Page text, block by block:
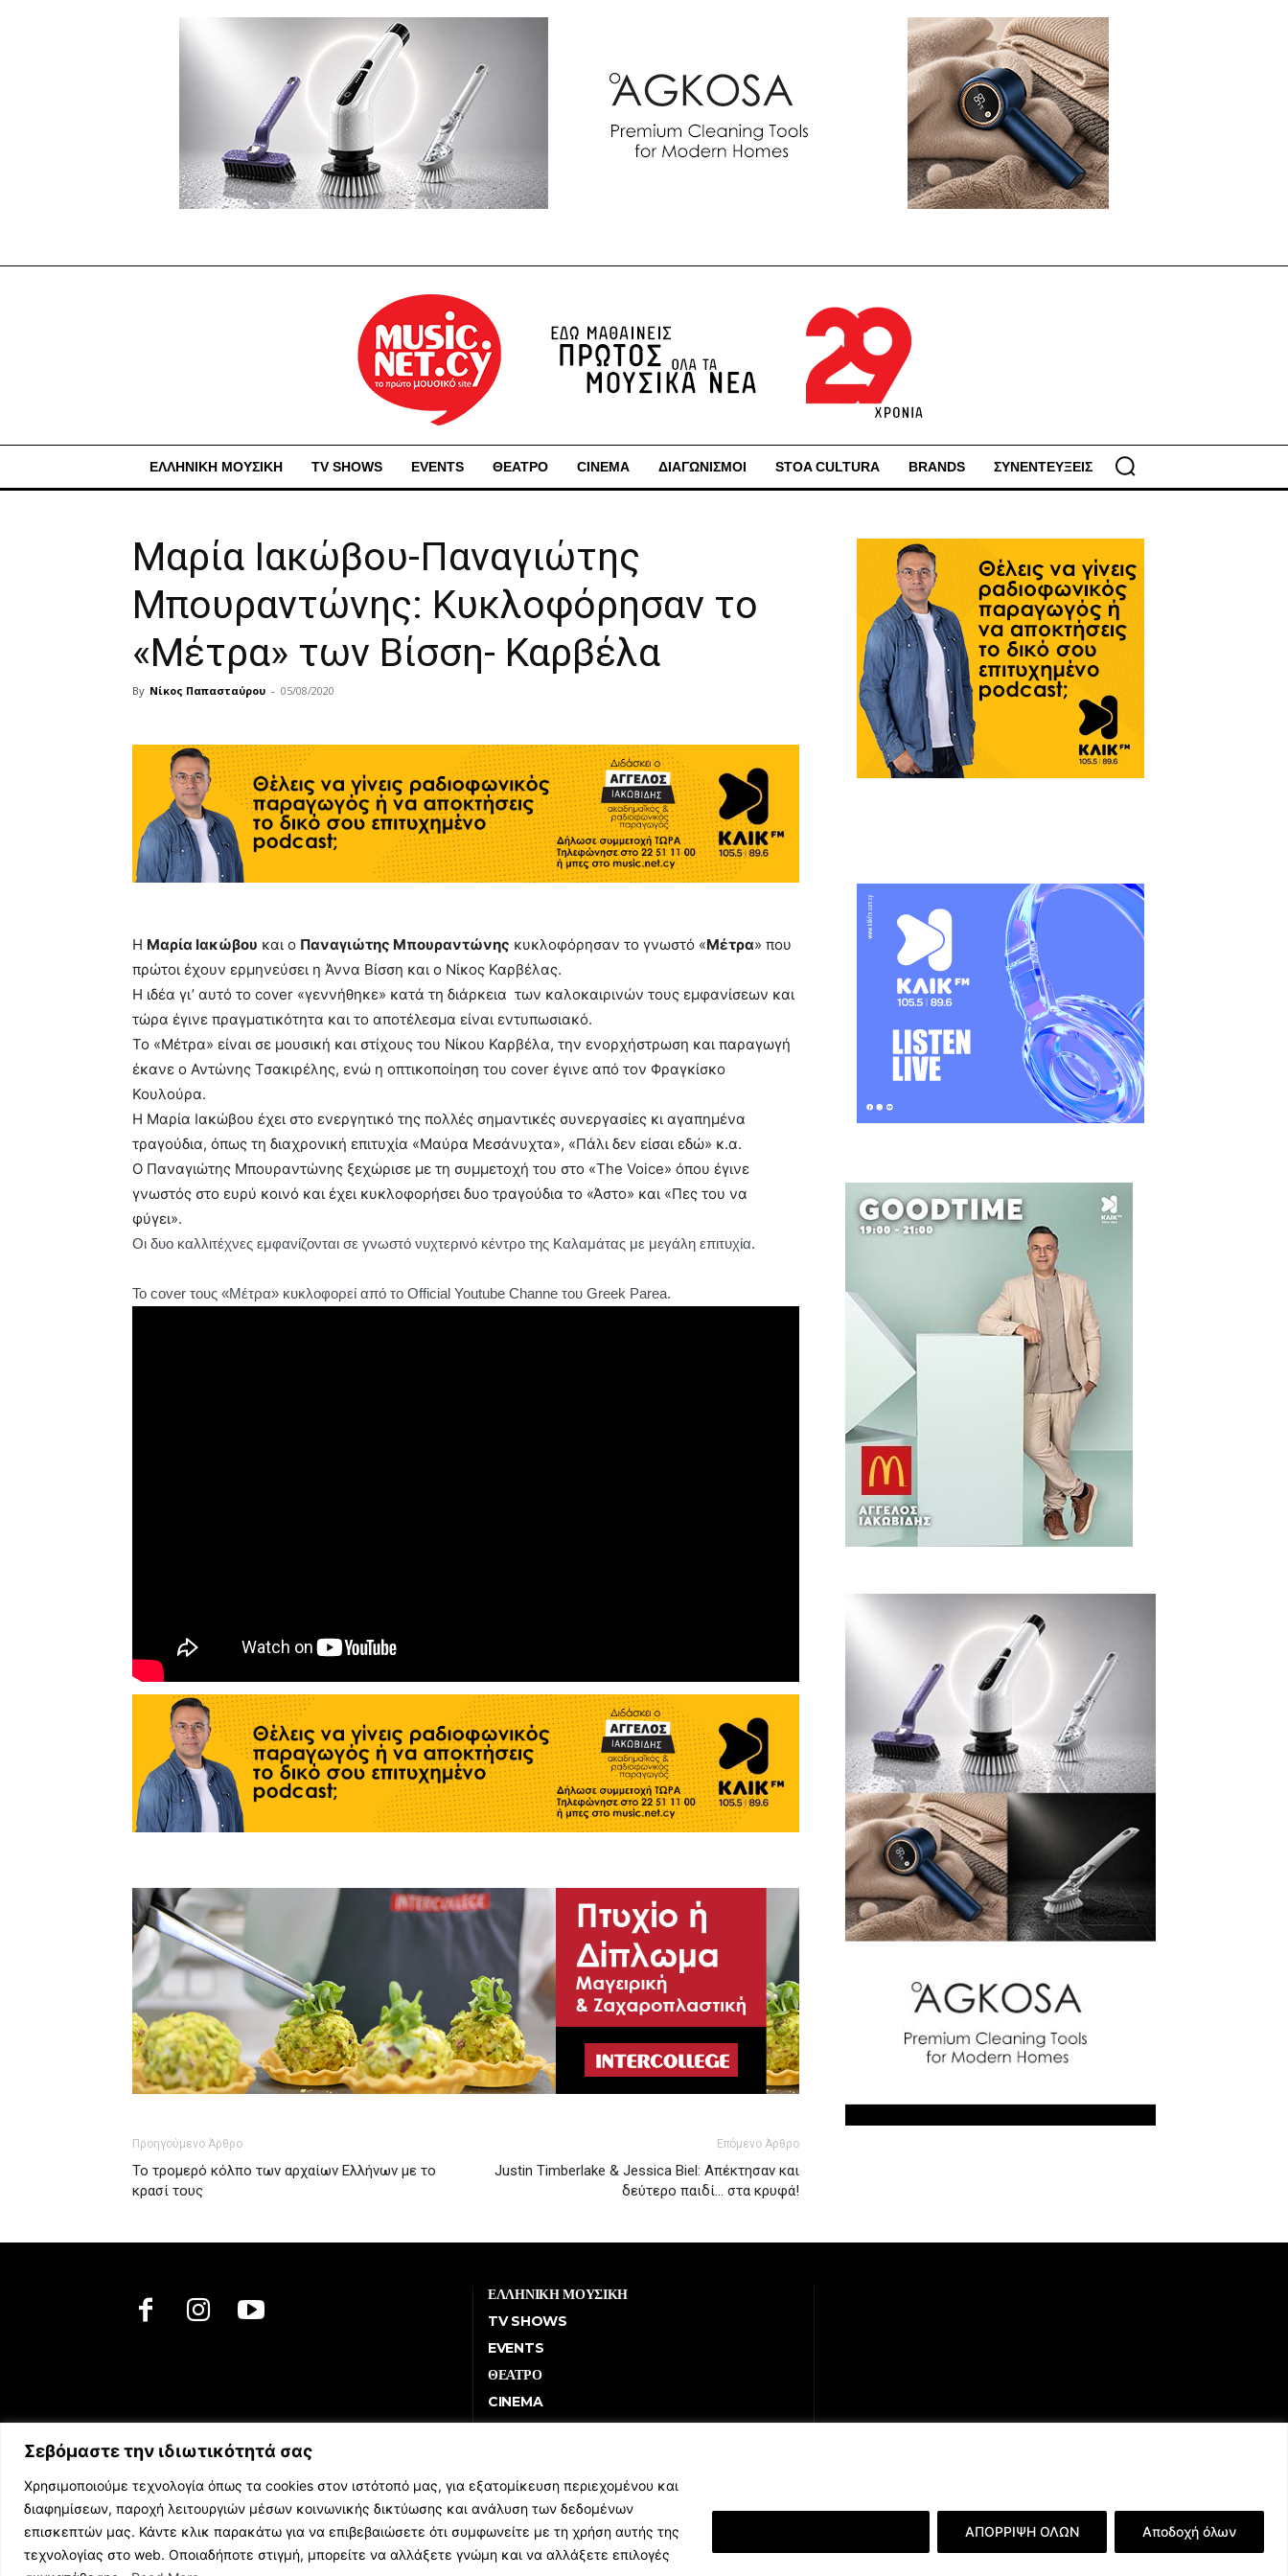
Σεβόμαστε την ιδιωτικότητά σας
Χρησιμοποιούμε τεχνολογία όπως τα cookies στον ιστότοπό μας, για εξατομίκευση περιεχομένου και
διαφημίσεων, παροχή λειτουργιών μέσων κοινωνικής δικτύωσης και ανάλυση των δεδομένων
επισκεπτών μας. Κάντε κλικ παρακάτω για να επιβεβαιώσετε ότι συμφωνείτε με τη χρήση αυτής της
τεχνολογίας στο web. Οποιαδήποτε στιγμή, μπορείτε να αλλάξετε γνώμη και να αλλάξετε επιλογές
ΑΠΟΡΡΙΨΗ ΟΛΩΝ Αποδοχή όλων
ΕΛΛΗΝΙΚΗ ΜΟΥΣΙΚΗ TV SHOWS EVENTS ΘΕΑΤΡΟ CINEMA ΔΙΑΓΩΝΙΣΜΟΙ STOA CULTURA BRANDS ΣΥΝΕΝΤΕΥΞΕΙΣ
Μαρία Ιακώβου-Παναγιώτης
Μπουραντώνης: Κυκλοφόρησαν το
«Μέτρα» των Βίσση- Καρβέλα
By Νίκος Παπασταύρου - 05/08/2020
Η Μαρία Ιακώβου και ο Παναγιώτης Μπουραντώνης κυκλοφόρησαν το γνωστό «Μέτρα» που
πρώτοι έχουν ερμηνεύσει η Άννα Βίσση και ο Νίκος Καρβέλας.
Η ιδέα γι’ αυτό το cover «γεννήθηκε» κατά τη διάρκεια των καλοκαιρινών τους εμφανίσεων και
τώρα έγινε πραγματικότητα και το αποτέλεσμα είναι εντυπωσιακό.
Το «Μέτρα» είναι σε μουσική και στίχους του Νίκου Καρβέλα, την ενορχήστρωση και παραγωγή
έκανε ο Αντώνης Τσακιρέλης, ενώ η οπτικοποίηση του cover έγινε από τον Φραγκίσκο
Κουλούρα.
Η Μαρία Ιακώβου έχει στο ενεργητικό της πολλές σημαντικές συνεργασίες κι αγαπημένα
τραγούδια, όπως τη διαχρονική επιτυχία «Μαύρα Μεσάνυχτα», «Πάλι δεν είσαι εδώ» κ.α.
Ο Παναγιώτης Μπουραντώνης ξεχώρισε με τη συμμετοχή του στο «The Voice» όπου έγινε
γνωστός στο ευρύ κοινό και έχει κυκλοφορήσει δυο τραγούδια το «Άστο» και «Πες του να
φύγει».
Οι δυο καλλιτέχνες εμφανίζονται σε γνωστό νυχτερινό κέντρο της Καλαμάτας με μεγάλη επιτυχία.
Το cover τους «Μέτρα» κυκλοφορεί από το Οfficial Youtube Channe του Greek Parea.
Προηγούμενο Άρθρο
Το τρομερό κόλπο των αρχαίων Ελλήνων με το
κρασί τους
Επόμενο Άρθρο
Justin Timberlake & Jessica Biel: Απέκτησαν και
δεύτερο παιδί… στα κρυφά!
ΕΛΛΗΝΙΚΗ ΜΟΥΣΙΚΗ
TV SHOWS
EVENTS
ΘΕΑΤΡΟ
CINEMA
ΔΙΑΓΩΝΙΣΜΟΙ
BRANDS
ΣΥΝΕΝΤΕΥΞΕΙΣ
© 2023 music.net.cy, All Rights Reserved